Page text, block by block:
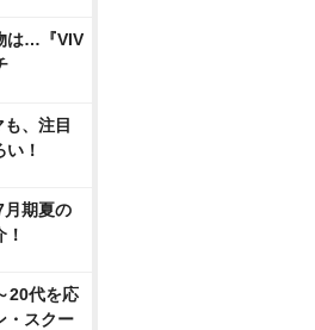
は…『VIV
、注目
！
月期夏の
20代を応
・スクー